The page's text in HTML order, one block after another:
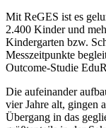
Mit ReGES ist es
2.400 Kinder und
Kindergarten bzw.
Messzeitpunkte
Outcome-Studie
Die aufeinander
vier Jahre alt, gingen
Übergang in das